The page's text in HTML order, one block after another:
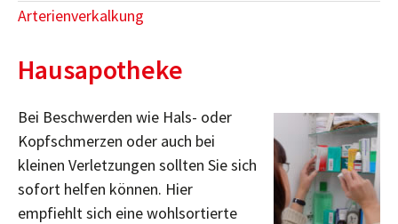
Arterienverkalkung
Hausapotheke
Bei Beschwerden wie Hals- oder
Kopfschmerzen oder auch bei
kleinen Verletzungen sollten Sie sich
sofort helfen können. Hier
empfiehlt sich eine wohlsortierte